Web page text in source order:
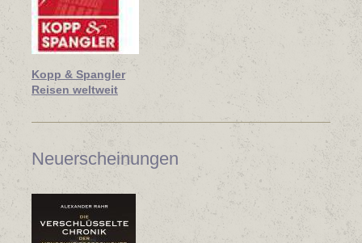
Kopp & Spangler
Reisen weltweit
Neuerscheinungen